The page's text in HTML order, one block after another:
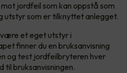
jordfeil som kan oppstå som
utstyr som er tilknyttet anlegget.
et eget utstyr i
finner du en bruksanvisning
og test jordfeilbryteren hver
til bruksanvisningen.